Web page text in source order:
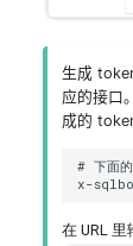
生成
应的接口
成的
# 下面
在 URL